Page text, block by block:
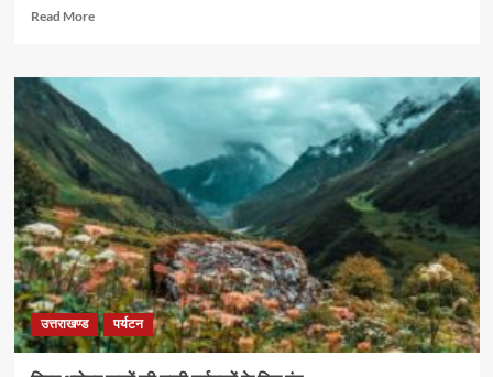
से
Read MoreRead
करवा
चौथ
की
खरीदारी
के
लिए
बाजारों
में
चहल
पहल
बढी
उत्तराखण्ड पर्यटन